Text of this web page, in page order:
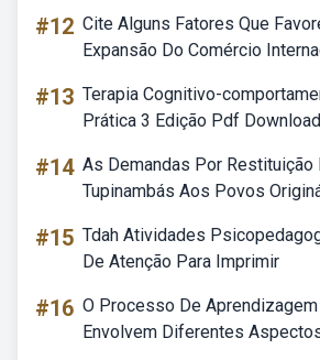
#12 Cite Alguns Fatores Que
Expansão Do Comércio
#13 Terapia Cognitivo-
Prática 3 Edição Pdf Download
#14 As Demandas Por Restituição
Tupinambás Aos Povos
#15 Tdah Atividades
De Atenção Para Imprimir
#16 O Processo De
Envolvem Diferentes